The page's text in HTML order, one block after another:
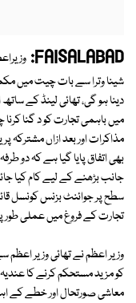
FAISALABAD:
شینا وترا سے بات چیت میں
دینا ہو گی، تھائی لینڈ کے
میں باہمی تجارت کو د گنا
مذاکرات اور بعد ازاں مشترکہ
بھی اتفاق پایا گیا ہے کہ دو
جانب بڑھنے کے لیے کام کیا
سطح پر جوائنٹ بزنس کونسل
تجارت کے فروغ میں عملی طور
وزیر اعظم نے تھائی وزیر
کو مزید مستحکم کرنے کا
معاشی صورتحال اور خطے کے